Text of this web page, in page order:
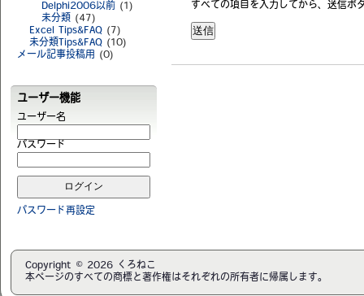
Delphi2006以前 (1)
未分類 (47)
Excel Tips&FAQ (7)
未分類Tips&FAQ (10)
メール記事投稿用
(0)
ユーザー機能
ユーザー名
パスワード
パスワード再設定
すべての項目を入力してから、送信ボ
Copyright © 2026 くろねこ
本ページのすべての商標と著作権はそれぞれの所有者に帰属します。